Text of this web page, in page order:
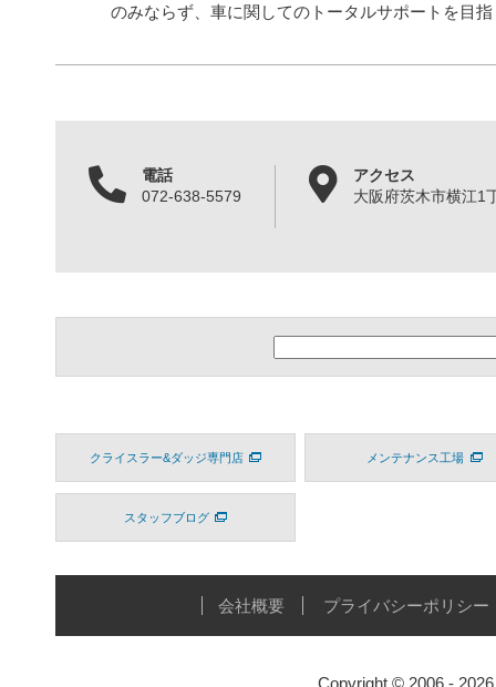
のみならず、車に関してのトータルサポートを目
電話
072-638-5579
アクセス
大阪府茨木市横江1
クライスラー&ダッジ専門店 メンテナンス工場
スタッフブログ
会社概要 プライバシーポリシー
Copyright © 2006 -